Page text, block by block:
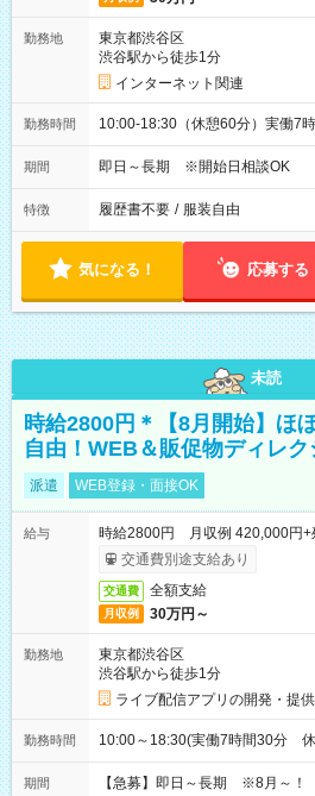
勤務地
東京都渋谷区
渋谷駅から徒歩1分
インターネット関連
勤務時間 10:00-18:30（休憩60分）実働7
期間 即日～長期 ※開始日相談OK
特徴 履歴書不要 / 服装自由
気になる！ 応募する
未読
時給2800円＊【8月開始】ほ
自由！WEB＆販促物ディレク
派遣 WEB登録・面接OK
給与
時給2800円 月収例 420,000円+
交通費別途支給あり
交通費 全額支給
月収例 30万円～
勤務地
東京都渋谷区
渋谷駅から徒歩1分
ライブ配信アプリの開発・提供
勤務時間 10:00～18:30(実働7時間30分
期間 【急募】即日～長期 ※8月～！